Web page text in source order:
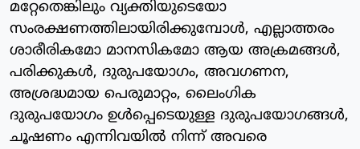
മറ്റേതെങ്കിലും വ്യക്തിയുടെയോ
സംരക്ഷണത്തിലായിരിക്കുമ്പോള്‍, എല്ലാത്തരം
ശാരീരികമോ മാനസികമോ ആയ അക്രമങ്ങള്‍,
പരിക്കുകള്‍, ദുരുപയോഗം, അവഗണന,
അശ്രദ്ധമായ പെരുമാറ്റം, ലൈംഗിക
ദുരുപയോഗം ഉള്‍പ്പെടെയുള്ള ദുരുപയോഗങ്ങള്‍,
ചൂഷണം എന്നിവയില്‍ നിന്ന് അവരെ